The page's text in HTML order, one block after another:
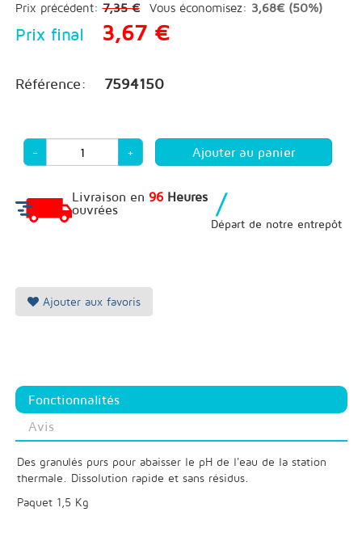
Prix précédent: 7,35 € Vous économisez: 3,68€ (50%)
Prix final 3,67 €
Référence: 7594150
- +
Livraison en 96 Heures
ouvrées
/
Départ de notre entrepôt
Ajouter aux favoris
Fonctionnalités
Avis
Des granulés purs pour abaisser le pH de l'eau de la station
thermale. Dissolution rapide et sans résidus.
Paquet 1,5 Kg